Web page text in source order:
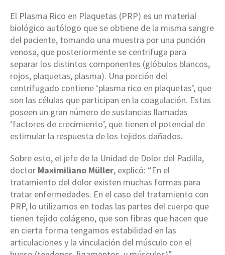
El Plasma Rico en Plaquetas (PRP) es un material
biológico autólogo que se obtiene de la misma sangre
del paciente, tomando una muestra por una punción
venosa, que posteriormente se centrifuga para
separar los distintos componentes (glóbulos blancos,
rojos, plaquetas, plasma). Una porción del
centrifugado contiene ‘plasma rico en plaquetas’, que
son las células que participan en la coagulación. Estas
poseen un gran número de sustancias llamadas
‘factores de crecimiento’, que tienen el potencial de
estimular la respuesta de los tejidos dañados.
Sobre esto, el jefe de la Unidad de Dolor del Padilla,
doctor Maximiliano Müller, explicó: “En el
tratamiento del dolor existen muchas formas para
tratar enfermedades. En el caso del tratamiento con
PRP, lo utilizamos en todas las partes del cuerpo que
tienen tejido colágeno, que son fibras que hacen que
en cierta forma tengamos estabilidad en las
articulaciones y la vinculación del músculo con el